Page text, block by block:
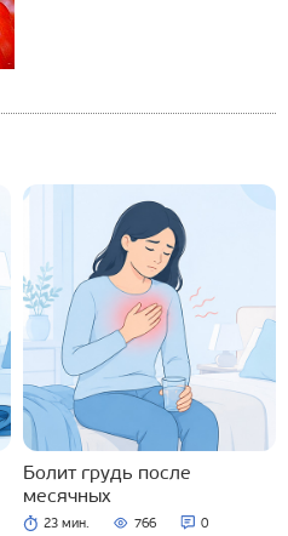
Болит грудь после
месячных
23 мин. 766 0